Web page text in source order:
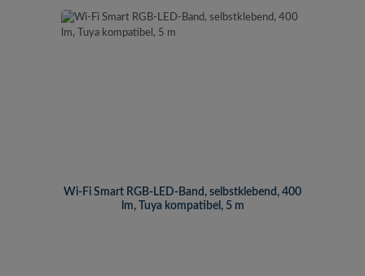
Wi-Fi Smart RGB-LED-Band, selbstklebend, 400
lm, Tuya kompatibel, 5 m